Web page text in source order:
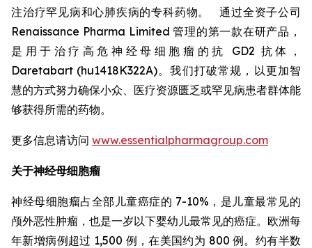
注治疗罕见病和心肺疾病的专科药物。 通过全资子公司
Renaissance Pharma Limited 管理的第一款在研产品，
是用于治疗高危神经母细胞瘤的抗 GD2 抗体，
Daretabart (hu1418K322A)。我们打破常规，以更加智
慧的方式努力确保小众、医疗资源匮乏或罕见病患者群体能
够获得所需的药物。
更多信息请访问 www.essentialpharmagroup.com
关于神经母细胞瘤
神经母细胞瘤占全部儿童癌症的 7-10%，是儿童最常见的
颅外恶性肿瘤，也是一岁以下婴幼儿最常见的癌症。欧洲每
年新增病例超过 1,500 例，在美国约为 800 例。约有半数